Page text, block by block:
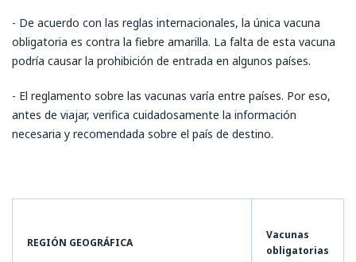
- De acuerdo con las reglas internacionales, la única vacuna
obligatoria es contra la fiebre amarilla. La falta de esta vacuna
podría causar la prohibición de entrada en algunos países.
- El reglamento sobre las vacunas varía entre países. Por eso,
antes de viajar, verifica cuidadosamente la información
necesaria y recomendada sobre el país de destino.
REGIÓN GEOGRÁFICA
Vacunas
obligatorias